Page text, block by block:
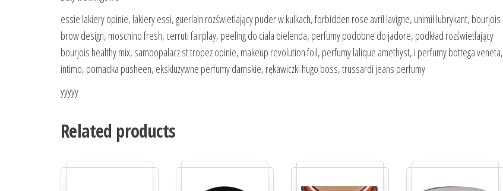
essie lakiery opinie, lakiery essi, guerlain rozświetlający puder w kulkach, forbidden rose avril lavigne, unimil lubrykant, bourjois
brow design, moschino fresh, cerruti fairplay, peeling do ciala bielenda, perfumy podobne do jadore, podkład rozświetlający
bourjois healthy mix, samoopalacz st tropez opinie, makeup revolution foil, perfumy lalique amethyst, i perfumy bottega veneta,
intimo, pomadka pusheen, ekskluzywne perfumy damskie, rękawiczki hugo boss, trussardi jeans perfumy
yyyyy
Related products